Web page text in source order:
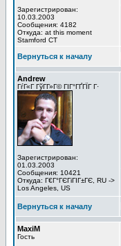
Зарегистрирован:
10.03.2003
Сообщения: 4182
Откуда: at this moment
Stamford CT
Вернуться к началу
Andrew
ГѓГ«Г ГўГ­Г»Г© ГІГ°ГҐГЇГ Г·
Зарегистрирован:
01.03.2003
Сообщения: 10421
Откуда: Г€Г°ГЄГіГІГ±ГЄ, RU ->
Los Angeles, US
Вернуться к началу
MaxiM
Гость